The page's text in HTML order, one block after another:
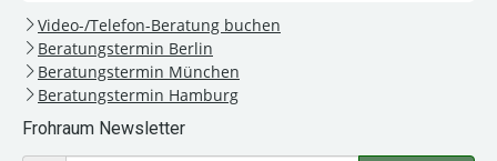
Video-/Telefon-Beratung buchen
Beratungstermin Berlin
Beratungstermin München
Beratungstermin Hamburg
Frohraum Newsletter